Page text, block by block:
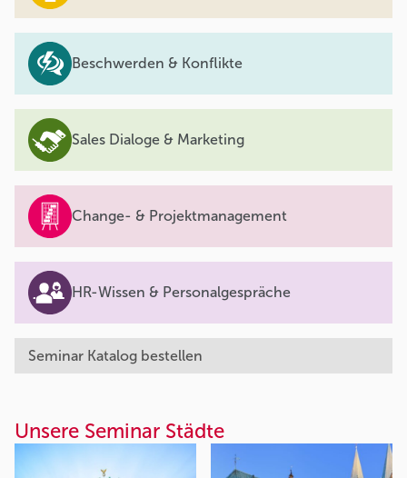
Beschwerden & Konflikte
Sales Dialoge & Marketing
Change- & Projektmanagement
HR-Wissen & Personalgespräche
Seminar Katalog bestellen
Unsere Seminar Städte